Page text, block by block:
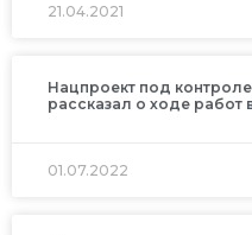
21.04.2021
Нацпроект под
рассказал о ходе работ
01.07.2022